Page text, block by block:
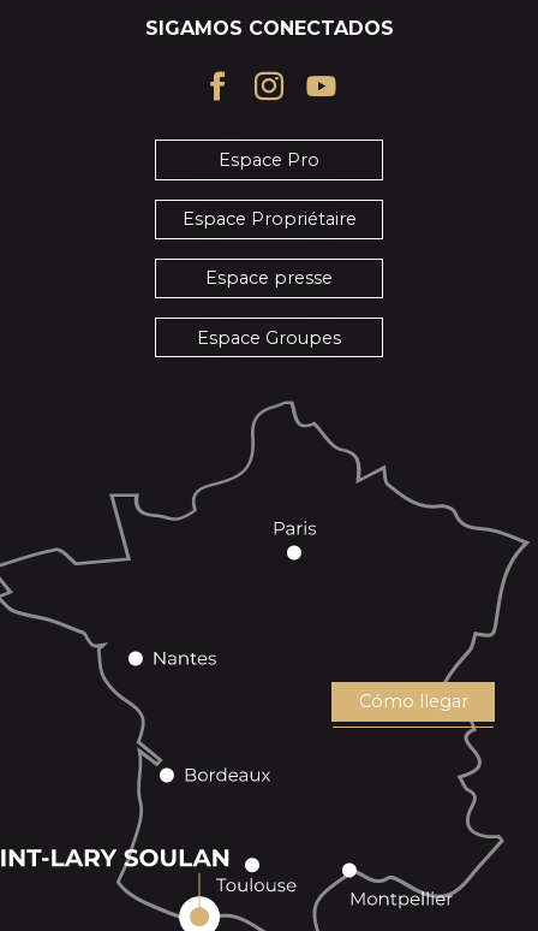
SIGAMOS CONECTADOS
Espace Pro
Espace Propriétaire
Espace presse
Espace Groupes
Cómo llegar